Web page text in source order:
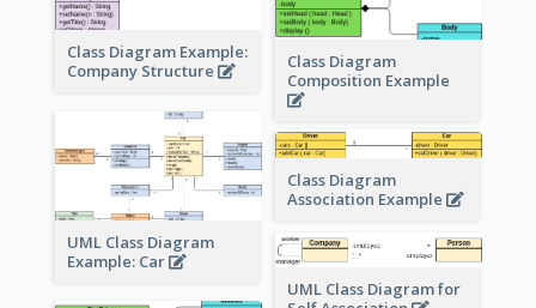
Class Diagram Example:
Company Structure
Class Diagram
Composition Example
UML Class Diagram
Example: Car
Class Diagram
Association Example
UML Class Diagram for